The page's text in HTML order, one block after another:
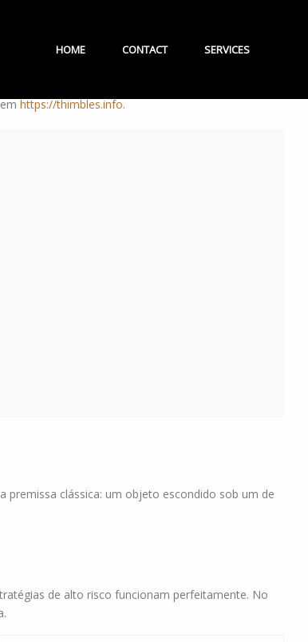
HOME CONTACT SERVICES
não perdoa jogadores emocionais, e a
poucos que lucram tratam cada rodada como
emhttps://thimbles.info.
clássica: um objeto escondido sob um de
de alto risco funcionam perfeitamente. No